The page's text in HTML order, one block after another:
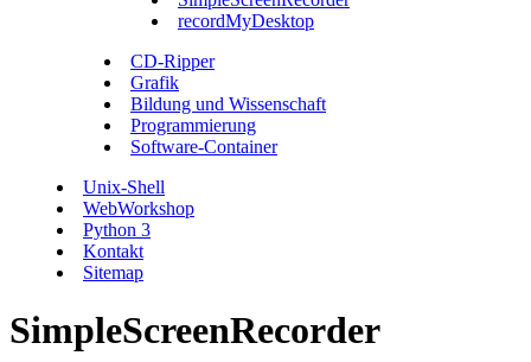
recordMyDesktop
CD-Ripper
Grafik
Bildung und Wissenschaft
Programmierung
Software-Container
Unix-Shell
WebWorkshop
Python 3
Kontakt
Sitemap
SimpleScreenRecorder